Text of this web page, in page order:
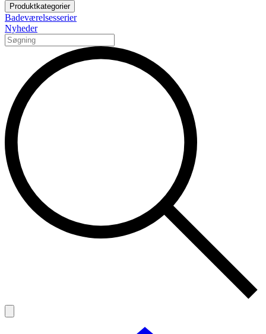
Produktkategorier
Badeværelsesserier
Nyheder